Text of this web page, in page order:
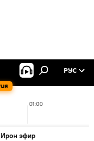
РУС
01:00
Ирон эфир